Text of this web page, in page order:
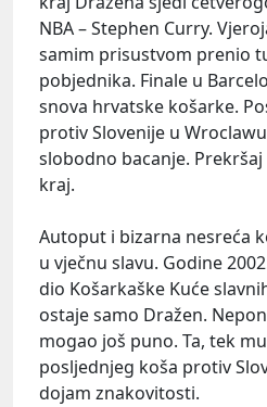
NBA – Stephen Curry.
samim prisustvom prenio
pobjednika. Finale u
snova hrvatske košarke.
protiv Slovenije u
slobodno bacanje.
kraj.
Autoput i bizarna nesreća
u vječnu slavu. Godine
dio Košarkaške Kuće
ostaje samo Dražen.
mogao još puno. Ta, tek
posljednjeg koša protiv
dojam znakovitosti.